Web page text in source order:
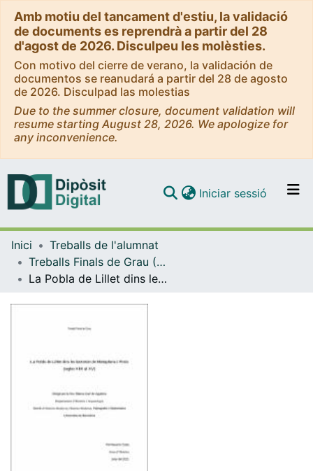
Amb motiu del tancament d'estiu, la validació
de documents es reprendrà a partir del 28
d'agost de 2026. Disculpeu les molèsties.
Con motivo del cierre de verano, la validación de
documentos se reanudará a partir del 28 de agosto
de 2026. Disculpad las molestias
Due to the summer closure, document validation will
resume starting August 28, 2026. We apologize for
any inconvenience.
Navega per tot el DD
Com publicar
Contacte
Iniciar sessió (current)
Inici
Treballs de l'alumnat
Treballs Finals de Grau (TFG) - Història
La Pobla de Lillet dins les baronies de Mataplana i Pinós (segles XIII al XV)